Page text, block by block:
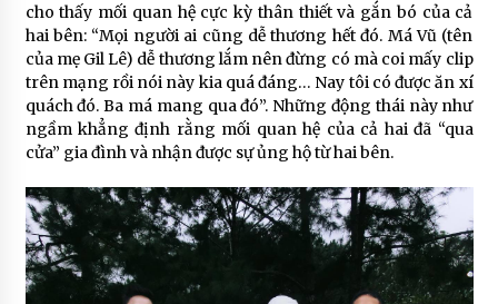
cho thấy mối quan hệ cực kỳ thân thiết và gắn bó của cả
hai bên: “Mọi người ai cũng dễ thương hết đó. Má Vũ (tên
của mẹ Gil Lê) dễ thương lắm nên đừng có mà coi mấy clip
trên mạng rồi nói này kia quá đáng… Nay tôi có được ăn xí
quách đó. Ba má mang qua đó”. Những động thái này như
ngầm khẳng định rằng mối quan hệ của cả hai đã “qua
cửa” gia đình và nhận được sự ủng hộ từ hai bên.